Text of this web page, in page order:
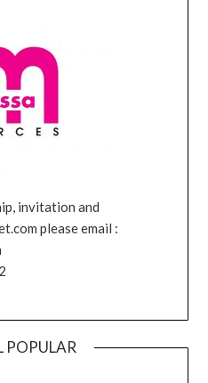
invitation and
please email :
POPULAR